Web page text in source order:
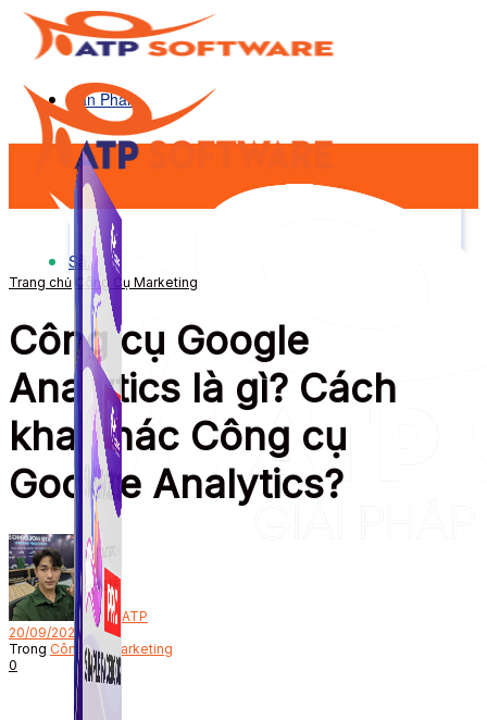
Sản Phẩm
Sản Phẩm
Trang chủ Công Cụ Marketing
Công cụ Google
Analytics là gì? Cách
khai thác Công cụ
Google Analytics?
Bởi ATP
20/09/2022
Trong Công Cụ Marketing
0